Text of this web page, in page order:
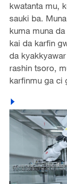
kwatanta mu,
sauki ba.
kuma muna
kai da karfin
da
rashin tsoro,
karfinmu ga ci